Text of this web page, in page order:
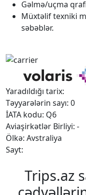
Gəlmə/uçma
Müxtəlif texniki
səbəblər.
Yaradıldığı tarix:
Təyyarələrin sayı: 0
İATA kodu: Q6
Aviaşirkətlər Birliyi: -
Ölkə: Avstraliya
Sayt:
Trips.az